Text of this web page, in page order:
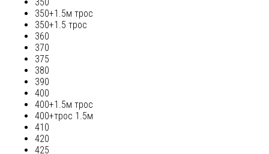
350
350+1.5м трос
350+1.5 трос
360
370
375
380
390
400
400+1.5м трос
400+трос 1.5м
410
420
425